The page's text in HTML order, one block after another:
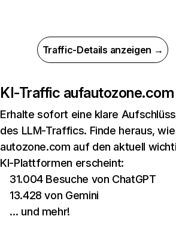
Traffic-Details anzeigen →
KI-Traffic aufautozone.com
Erhalte sofort eine klare
des LLM-Traffics. Finde heraus, wie
autozone.com auf den aktuell
KI-Plattformen erscheint:
31.004 Besuche von ChatGPT
13.428 von Gemini
… und mehr!